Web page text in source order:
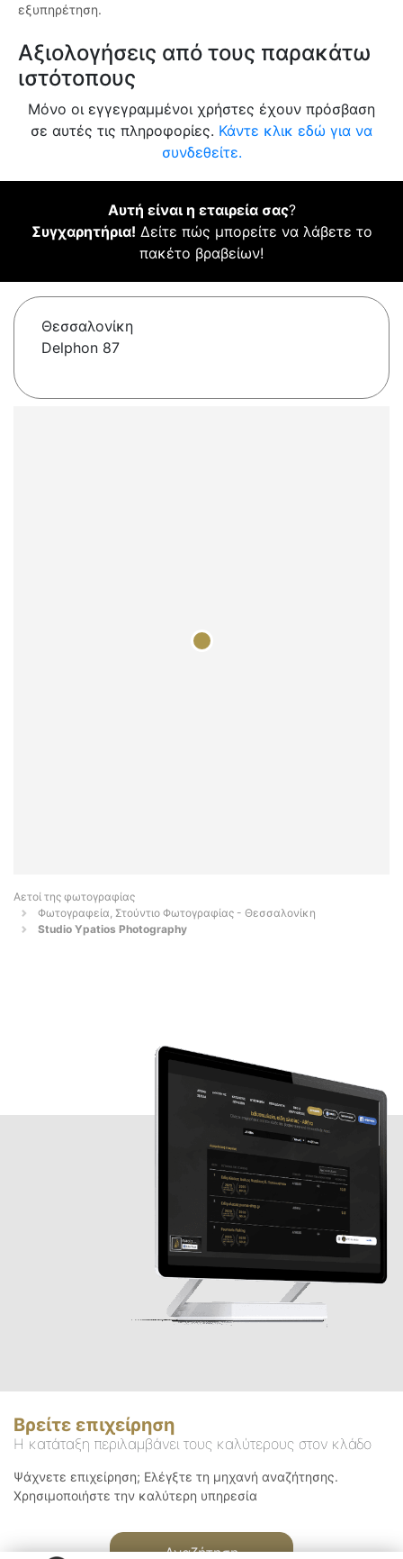
εξυπηρέτηση.
Αξιολογήσεις από τους παρακάτω
ιστότοπους
Μόνο οι εγγεγραμμένοι χρήστες έχουν πρόσβαση
σε αυτές τις πληροφορίες. Κάντε κλικ εδώ για να
συνδεθείτε.
Αυτή είναι η εταιρεία σας?
Συγχαρητήρια! Δείτε πώς μπορείτε να λάβετε το
πακέτο βραβείων!
Θεσσαλονίκη
Delphon 87
Αετοί της φωτογραφίας
Φωτογραφεία, Στούντιο Φωτογραφίας - Θεσσαλονίκη
Studio Ypatios Photography
Βρείτε επιχείρηση
Η κατάταξη περιλαμβάνει τους καλύτερους στον κλάδο
Ψάχνετε επιχείρηση; Ελέγξτε τη μηχανή αναζήτησης.
Χρησιμοποιήστε την καλύτερη υπηρεσία
Αναζήτηση